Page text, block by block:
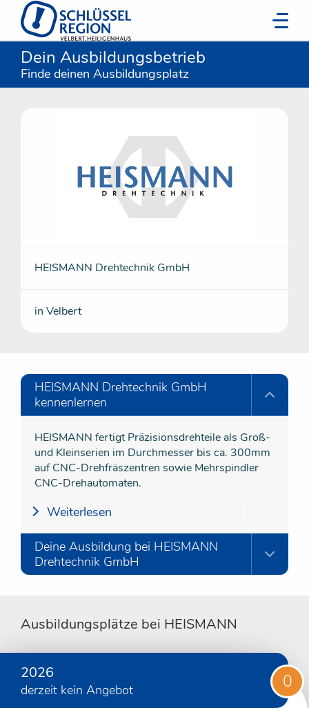
Dein Ausbildungsbetrieb
Finde deinen Ausbildungsplatz
HEISMANN Drehtechnik GmbH
in Velbert
HEISMANN Drehtechnik GmbH
kennenlernen
HEISMANN fertigt Präzisionsdrehteile als Groß-
und Kleinserien im Durchmesser bis ca. 300mm
auf CNC-Drehfräszentren sowie Mehrspindler
CNC-Drehautomaten.
Weiterlesen
Deine Ausbildung bei HEISMANN
Drehtechnik GmbH
Ausbildungsplätze bei HEISMANN
2026
derzeit kein Angebot 0